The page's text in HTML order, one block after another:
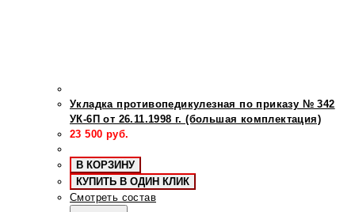
Укладка противопедикулезная по приказу № 342
УК-6П от 26.11.1998 г. (большая комплектация)
23 500 руб.
В КОРЗИНУ
КУПИТЬ В ОДИН КЛИК
Смотреть состав